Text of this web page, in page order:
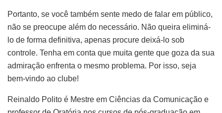
Portanto, se você também sente medo de falar em público,
não se preocupe além do necessário. Não queira eliminá-
lo de forma definitiva, apenas procure deixá-lo sob
controle. Tenha em conta que muita gente que goza da sua
admiração enfrenta o mesmo problema. Por isso, seja
bem-vindo ao clube!
Reinaldo Polito é Mestre em Ciências da Comunicação e